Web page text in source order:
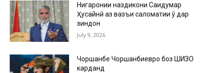
Нигаронии наздикони Саидумар
Ҳусайнӣ аз вазъи саломатии ӯ дар
зиндон
July 9, 2026
Чоршанбе Чоршанбиевро боз ШИЗО
карданд